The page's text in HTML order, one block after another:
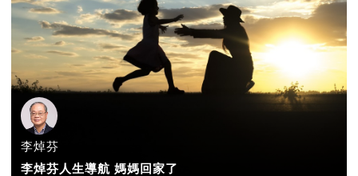
李焯芬
李焯芬人生導航 媽媽回家了